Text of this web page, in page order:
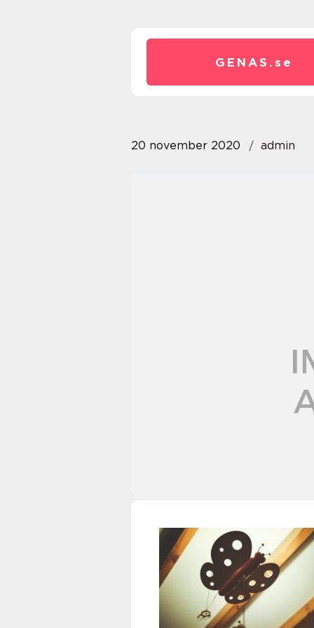
GENAS. se
20 november 2020 admin